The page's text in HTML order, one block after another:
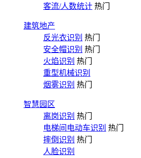
客流/人数统计 热门
建筑地产
反光衣识别 热门
安全帽识别 热门
火焰识别 热门
重型机械识别
烟雾识别 热门
智慧园区
离岗识别 热门
电梯间电动车识别 热门
摔倒识别 热门
人脸识别